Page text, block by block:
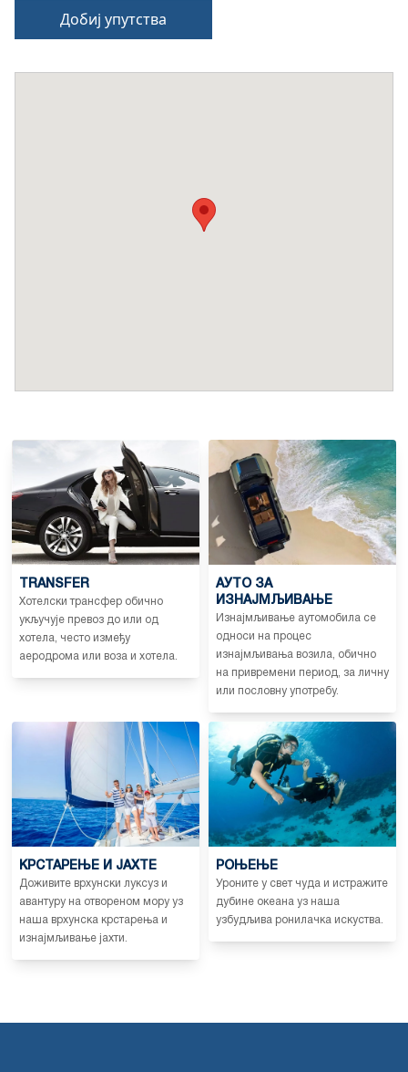
Добиј упутства
TRANSFER
Хотелски трансфер обично
укључује превоз до или од
хотела, често између
аеродрома или воза и хотела.
АУТО ЗА
ИЗНАЈМЉИВАЊЕ
Изнајмљивање аутомобила се
односи на процес
изнајмљивања возила, обично
на привремени период, за личну
или пословну употребу.
КРСТАРЕЊЕ И ЈАХТЕ
Доживите врхунски луксуз и
авантуру на отвореном мору уз
наша врхунска крстарења и
изнајмљивање јахти.
РОЊЕЊЕ
Уроните у свет чуда и истражите
дубине океана уз наша
узбудљива ронилачка искуства.